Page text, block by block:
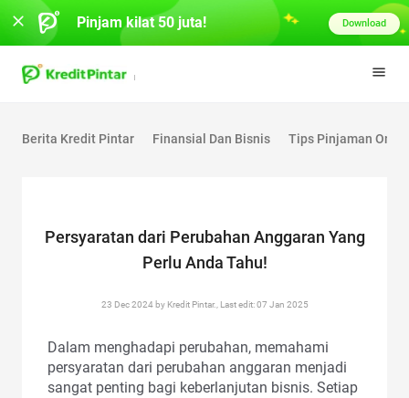
Berita Kredit Pintar Finansial Dan Bisnis Tips Pinjaman
Persyaratan dari Perubahan Anggaran Yang
Perlu Anda Tahu!
23 Dec 2024 by Kredit Pintar., Last edit: 07 Jan 2025
Dalam menghadapi perubahan, memahami
persyaratan dari perubahan anggaran menjadi
sangat penting bagi keberlanjutan bisnis. Setiap
Pinjam kilat 50 juta! Download